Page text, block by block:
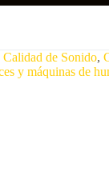
Calidad de Sonido,
y máquinas de